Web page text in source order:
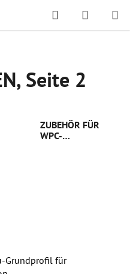
Suchen
, Seite 2
ZUBEHÖR FÜR
WPC-
Grundprofil für